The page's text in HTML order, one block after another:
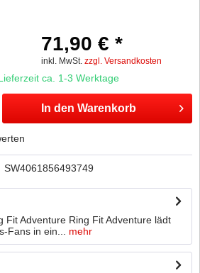
71,90 € *
inkl. MwSt. zzgl. Versandkosten
ca. 1-3 Werktage
In den Warenkorb
SW4061856493749
Fit Adventure Ring Fit Adventure lädt
Fans in ein...
mehr